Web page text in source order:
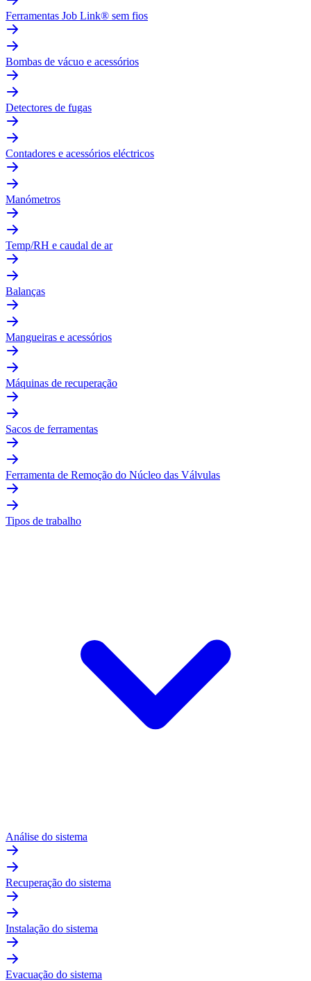
Ferramentas Job Link® sem fios
Bombas de vácuo e acessórios
Detectores de fugas
Contadores e acessórios eléctricos
Manómetros
Temp/RH e caudal de ar
Balanças
Mangueiras e acessórios
Máquinas de recuperação
Sacos de ferramentas
Ferramenta de Remoção do Núcleo das Válvulas
Tipos de trabalho
Análise do sistema
Recuperação do sistema
Instalação do sistema
Evacuação do sistema